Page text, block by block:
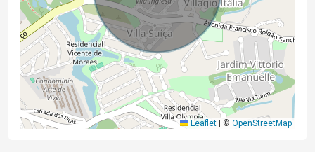
Leaflet © OpenStreetMap